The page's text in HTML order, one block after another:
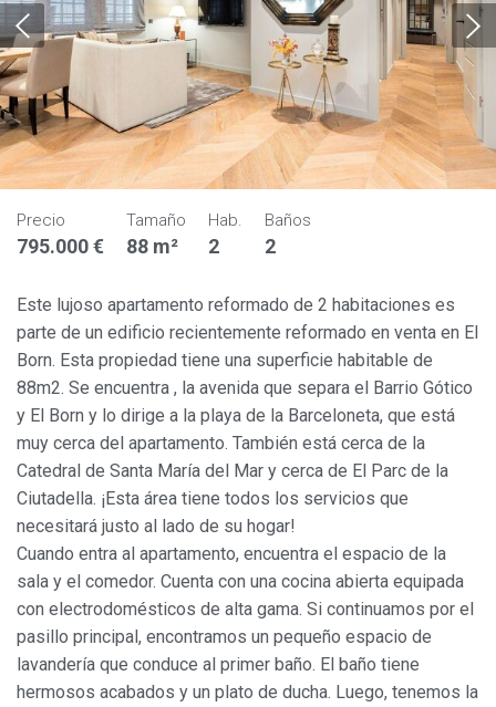
Precio
795.000 €
Tamaño
88 m²
Hab.
2
Baños
2
Este lujoso apartamento reformado de 2 habitaciones es
parte de un edificio recientemente reformado en venta en El
Born. Esta propiedad tiene una superficie habitable de
88m2. Se encuentra , la avenida que separa el Barrio Gótico
y El Born y lo dirige a la playa de la Barceloneta, que está
muy cerca del apartamento. También está cerca de la
Catedral de Santa María del Mar y cerca de El Parc de la
Ciutadella. ¡Esta área tiene todos los servicios que
necesitará justo al lado de su hogar!
Cuando entra al apartamento, encuentra el espacio de la
sala y el comedor. Cuenta con una cocina abierta equipada
con electrodomésticos de alta gama. Si continuamos por el
pasillo principal, encontramos un pequeño espacio de
lavandería que conduce al primer baño. El baño tiene
hermosos acabados y un plato de ducha. Luego, tenemos la